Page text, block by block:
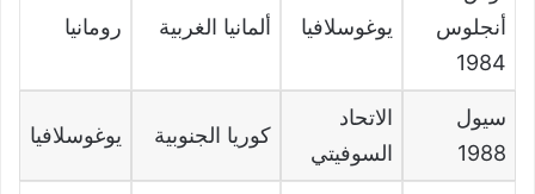
أنجلوس
1984
يوغوسلافيا ألمانيا الغربية رومانيا
سيول
1988
الاتحاد
السوفيتي
كوريا الجنوبية يوغوسلافيا